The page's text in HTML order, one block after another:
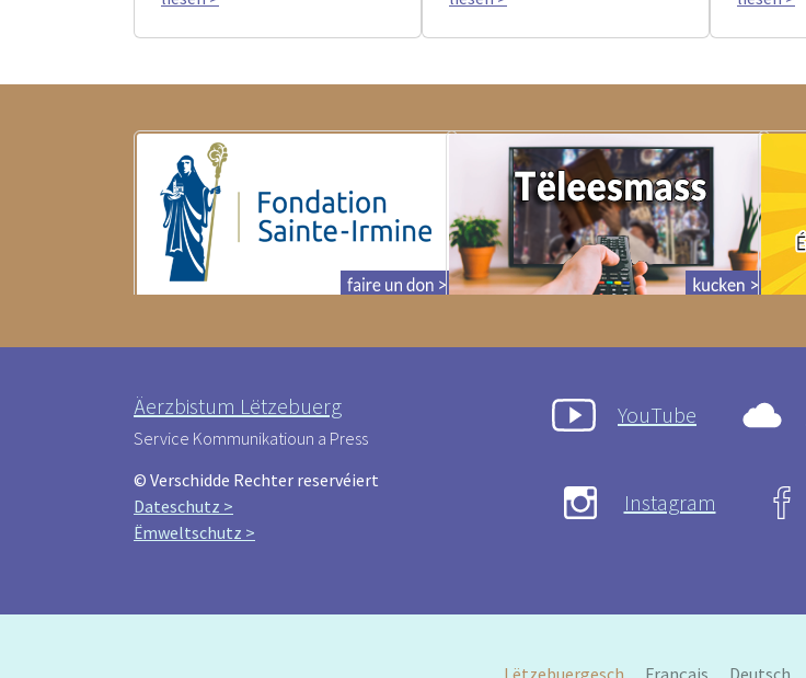
Äerzbistum Lëtzebuerg
Service Kommunikatioun a Press
© Verschidde Rechter reservéiert
Dateschutz >
Ëmweltschutz >
YouTube
Instagram
Lëtzebuergesch Français Deutsch